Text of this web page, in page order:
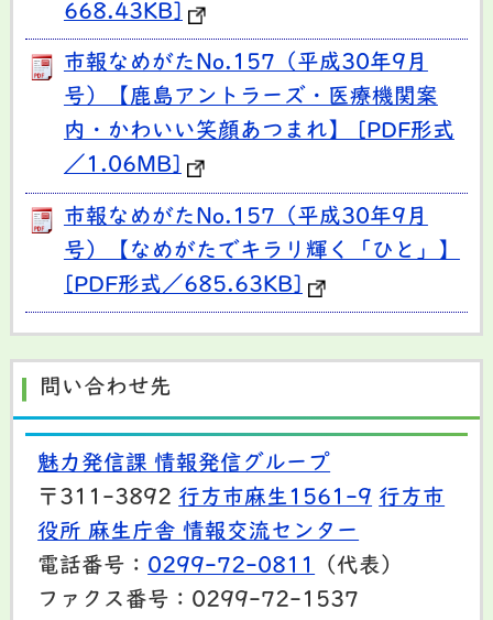
668.43KB]
市報なめがたNo.157（平成30年9月
号）【鹿島アントラーズ・医療機関案
内・かわいい笑顔あつまれ】 [PDF形式
／1.06MB]
市報なめがたNo.157（平成30年9月
号）【なめがたでキラリ輝く「ひと」】
[PDF形式／685.63KB]
問い合わせ先
魅力発信課 情報発信グループ
〒311-3892 行方市麻生1561-9 行方市
役所 麻生庁舎 情報交流センター
電話番号： 0299-72-0811
（代表）
ファクス番号：0299-72-1537